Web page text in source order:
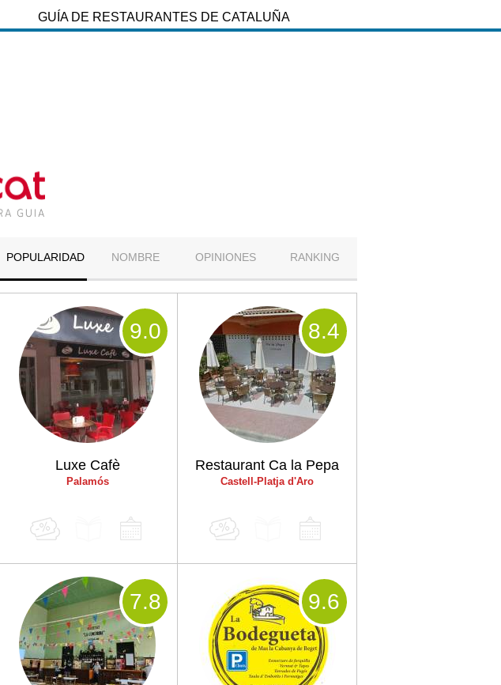
GUÍA DE RESTAURANTES DE CATALUÑA
POPULARIDAD NOMBRE OPINIONES RANKING
Luxe Cafè
Palamós
9.0
Restaurant Ca la Pepa
Castell-Platja d'Aro
8.4
7.8 9.6